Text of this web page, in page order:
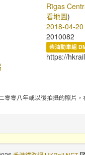
Rīgas
看地圖)
2018-04-20
2010082
柴油動車組
https://
零零八年或以後拍攝的照片